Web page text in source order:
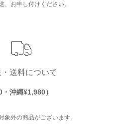
、お申し付けください。
・送料について
沖縄¥1,980）
外の商品がございます。